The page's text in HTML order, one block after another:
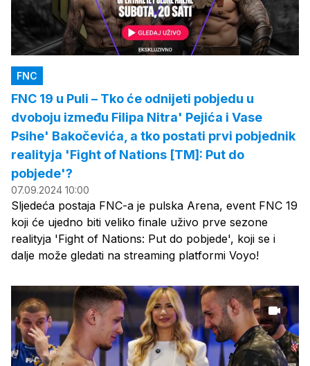
FNC
FNC 19 u Puli – Tko će odnijeti pobjedu u
dvoboju između Filipa Nitra' Pejića i Vase
Psihe' Bakočevića, a tko postati prvi pobjednik
realityja 'Fight of Nations [TM]: Put do
pobjede'?
07.09.2024 10:00
Sljedeća postaja FNC-a je pulska Arena, event FNC 19
koji će ujedno biti veliko finale uživo prve sezone
realityja 'Fight of Nations: Put do pobjede', koji se i
dalje može gledati na streaming platformi Voyo!